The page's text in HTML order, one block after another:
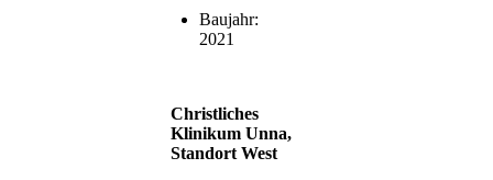
Baujahr:
2021
Christliches
Klinikum Unna,
Standort West